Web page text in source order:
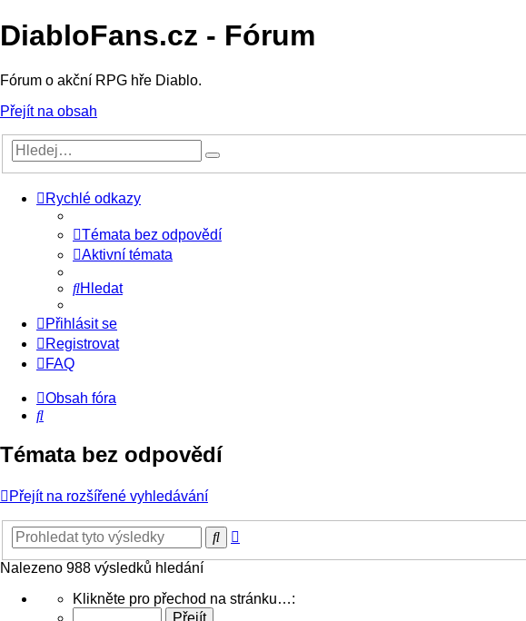
DiabloFans.cz - Fórum
Fórum o akční RPG hře Diablo.
Přejít na obsah
Rychlé odkazy
Témata bez odpovědí
Aktivní témata
Hledat
Přihlásit se
Registrovat
FAQ
Obsah fóra
Hledat
Témata bez odpovědí
Přejít na rozšířené vyhledávání
Hledat
Nalezeno 988 výsledků hledání
StránkaKlikněte pro přechod na stránku…: